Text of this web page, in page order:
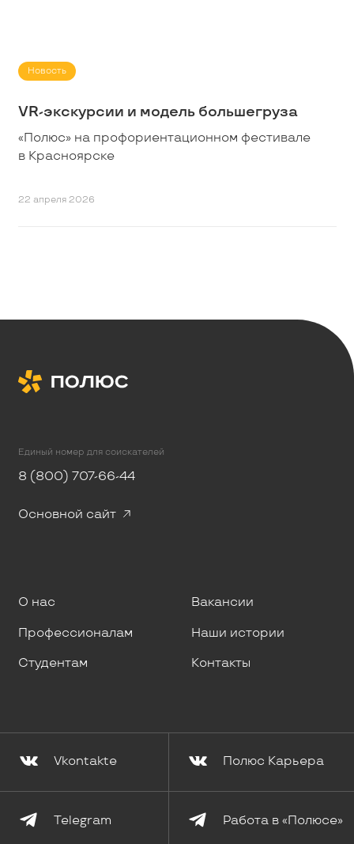
Новость
VR-экскурсии и модель большегруза
«Полюс» на профориентационном фестивале
в Красноярске
22 апреля 2026
Единый номер для соискателей
8 (800) 707-66-44
Основной сайт
О нас Вакансии
Профессионалам Наши истории
Студентам Контакты
Vkontakte Полюс Карьера
Telegram Работа в «Полюсе»